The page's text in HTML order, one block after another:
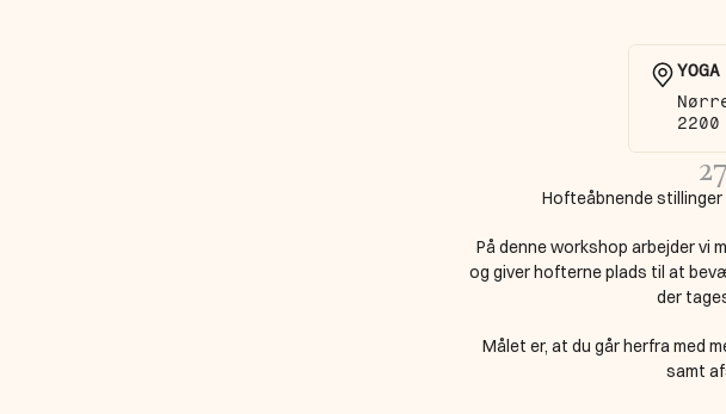
Hofteåbnende
På denne workshop arbejder vi
og giver hofterne plads til at
der
Målet er, at du går herfra med
samt